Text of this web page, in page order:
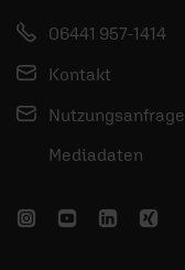
06441 957-1414
Kontakt
Nutzungsanfrage
Mediadaten